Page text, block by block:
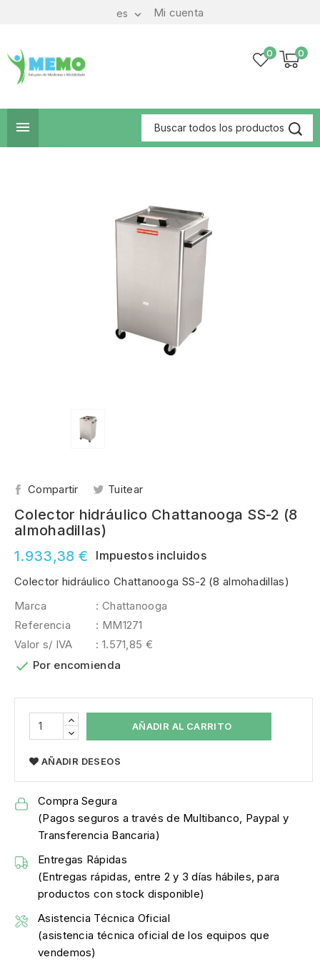
Mi cuenta
es 
0
0

Compartir Tuitear
Colector hidráulico Chattanooga SS-2 (8
almohadillas)
1.933,38 €
Impuestos incluidos
Colector hidráulico Chattanooga SS-2 (8 almohadillas)
Marca
: Chattanooga
Referencia
: MM1271
Valor s/ IVA
: 1.571,85 €
 Por encomienda
AÑADIR AL CARRITO
AÑADIR DESEOS
Compra Segura
(Pagos seguros a través de Multibanco, Paypal y
Transferencia Bancaria)
Entregas Rápidas
(Entregas rápidas, entre 2 y 3 días hábiles, para
productos con stock disponible)
Asistencia Técnica Oficial
(asistencia técnica oficial de los equipos que
vendemos)